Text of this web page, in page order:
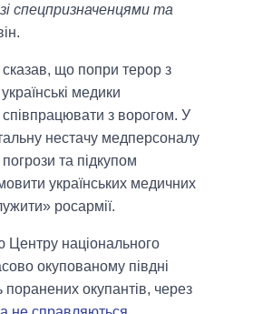
спецпризначенцями та
що попри терор з
медики
з ворогом. У
нестачу медперсоналу
та підкупом
українських медичних
росармії.
Центру національного
окупованому півдні
поранених окупантів, через